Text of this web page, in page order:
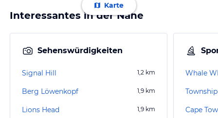
Karte
Interessantes in der Nähe
Sehenswürdigkeiten
Signal Hill 1,2 km
Berg Löwenkopf 1,9 km
Lions Head 1,9 km
Whale